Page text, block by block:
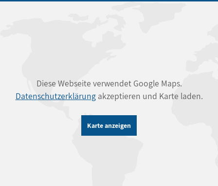
Diese Webseite verwendet Google Maps.
Datenschutzerklärungakzeptieren und Karte laden.
Karte anzeigen